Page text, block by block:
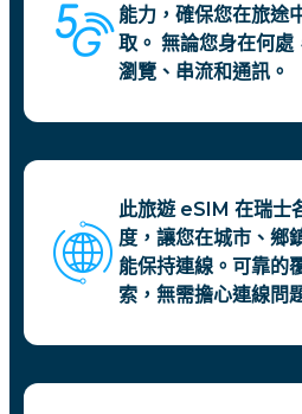
能力，確保您在旅途
取。 無論您身在何處
瀏覽、串流和通訊。
此旅遊 eSIM 在瑞士
度，讓您在城市、鄉
能保持連線。可靠的
索，無需擔心連線問